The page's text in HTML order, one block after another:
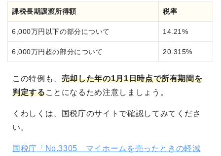
課税長期譲渡所得額 税率
6,000万円以下の部分について 14.21%
6,000万円超の部分について 20.315%
この特例も、 売却した年の1月1日時点で所有期間を
判定することになるため注意しましょう。
くわしくは、国税庁のサイトで確認してみてくださ
い。
国税庁「No.3305 マイホームを売ったときの軽減